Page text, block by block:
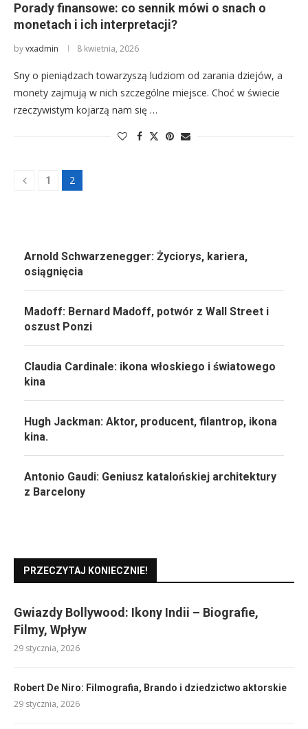
Porady finansowe: co sennik mówi o snach o
monetach i ich interpretacji?
byvxadmin 8 kwietnia, 2026
Sny o pieniądzach towarzyszą ludziom od zarania dziejów, a
monety zajmują w nich szczególne miejsce. Choć w świecie
rzeczywistym kojarzą nam się …
1 2
Arnold Schwarzenegger: Życiorys, kariera,
osiągnięcia
Madoff: Bernard Madoff, potwór z Wall Street i
oszust Ponzi
Claudia Cardinale: ikona włoskiego i światowego
kina
Hugh Jackman: Aktor, producent, filantrop, ikona
kina.
Antonio Gaudi: Geniusz katalońskiej architektury
z Barcelony
PRZECZYTAJ KONIECZNIE!
Gwiazdy Bollywood: Ikony Indii – Biografie,
Filmy, Wpływ
29 stycznia, 2026
Robert De Niro: Filmografia, Brando i dziedzictwo aktorskie
29 stycznia, 2026